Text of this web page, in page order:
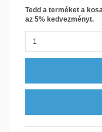
Tedd a terméket a
az 5% kedvezményt.